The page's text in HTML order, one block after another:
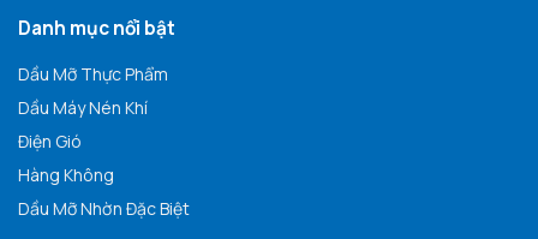
Danh mục nổi bật
Dầu Mỡ Thực Phẩm
Dầu Máy Nén Khí
Điện Gió
Hàng Không
Dầu Mỡ Nhờn Đặc Biệt